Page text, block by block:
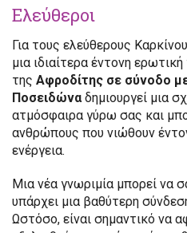
Ελεύθεροι
Για τους ελεύθερους
μια ιδιαίτερα έντονη
της Αφροδίτης σε σύνοδο
Ποσειδώναδημιουργεί μια
ατμόσφαιρα γύρω σας και
ανθρώπους που νιώθουν
ενέργεια.
Μια νέα γνωριμία μπορεί να
υπάρχει μια βαθύτερη
Ωστόσο, είναι σημαντικό να